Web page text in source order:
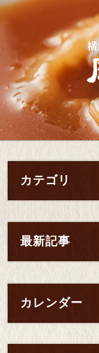
カテゴリ
最新記事
カレンダー